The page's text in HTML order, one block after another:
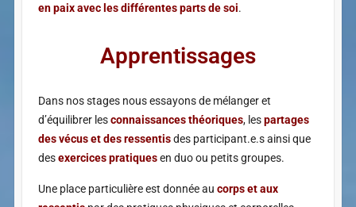
en paix​ avec les différentes parts de soi.
Apprentissages​
Dans nos stages nous essayons de mélanger et
d’équilibrer lesconnaissances théoriques, lespartages
des vécus et des ressentisdes participant.e.s ainsi que
desexercices pratiquesen duo ou petits groupes.
Une place particulière est donnée au corps et aux